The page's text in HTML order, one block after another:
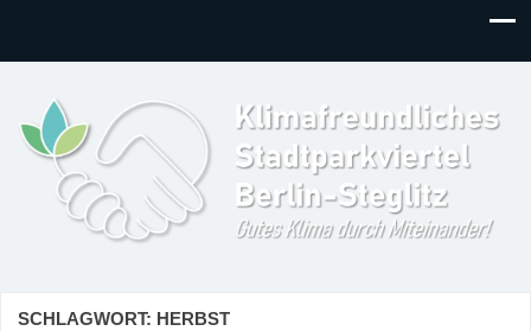
Klimafreundliches
Stadtparkviertel
Gutes Klima durch Miteinander in Berlin-Steglitz!
SCHLAGWORT: HERBST